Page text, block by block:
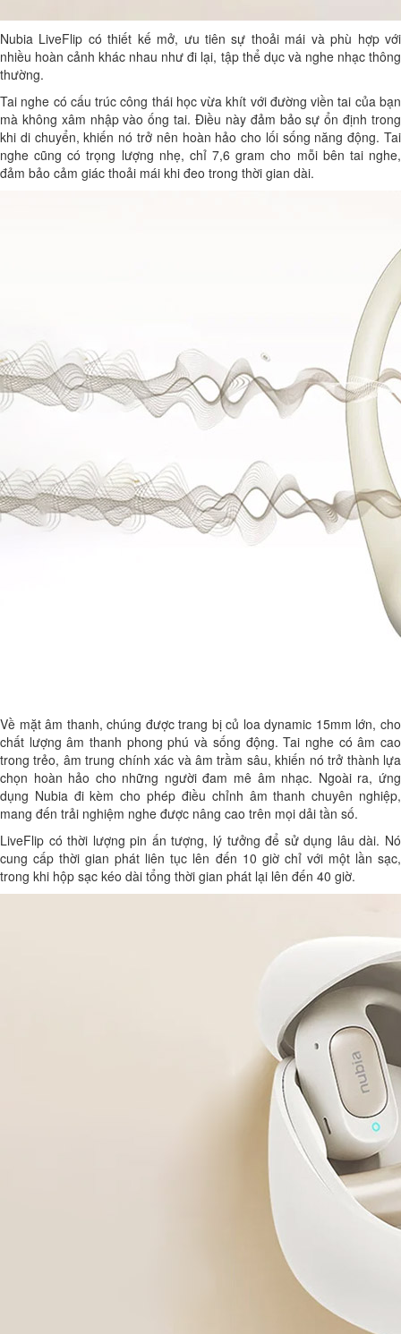
Nubia LiveFlip có thiết kế mở, ưu tiên sự thoải mái và phù hợp với
nhiều hoàn cảnh khác nhau như đi lại, tập thể dục và nghe nhạc thông
thường.
Tai nghe có cấu trúc công thái học vừa khít với đường viền tai của bạn
mà không xâm nhập vào ống tai. Điều này đảm bảo sự ổn định trong
khi di chuyển, khiến nó trở nên hoàn hảo cho lối sống năng động. Tai
nghe cũng có trọng lượng nhẹ, chỉ 7,6 gram cho mỗi bên tai nghe,
đảm bảo cảm giác thoải mái khi đeo trong thời gian dài.
Về mặt âm thanh, chúng được trang bị củ loa dynamic 15mm lớn, cho
chất lượng âm thanh phong phú và sống động. Tai nghe có âm cao
trong trẻo, âm trung chính xác và âm trầm sâu, khiến nó trở thành lựa
chọn hoàn hảo cho những người đam mê âm nhạc. Ngoài ra, ứng
dụng Nubia đi kèm cho phép điều chỉnh âm thanh chuyên nghiệp,
mang đến trải nghiệm nghe được nâng cao trên mọi dải tần số.
LiveFlip có thời lượng pin ấn tượng, lý tưởng để sử dụng lâu dài. Nó
cung cấp thời gian phát liên tục lên đến 10 giờ chỉ với một lần sạc,
trong khi hộp sạc kéo dài tổng thời gian phát lại lên đến 40 giờ.